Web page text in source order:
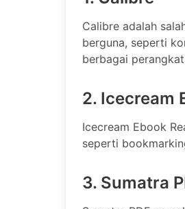
Calibre adalah
berguna, seperti
berbagai
2. Icecream
Icecream Ebook
seperti
3. Sumatra